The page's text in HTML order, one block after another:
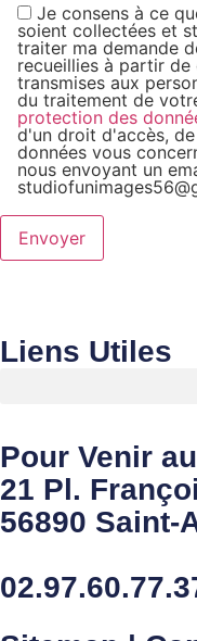
Je consens à ce
soient collectées et
traiter ma demande
recueillies à partir
transmises aux
du traitement de
protection des
d'un droit d'accès,
données vous
nous envoyant un
Liens Utiles
Pour Venir
21 Pl.
56890 Saint-